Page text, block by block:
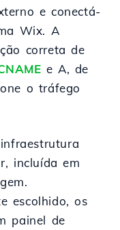
e conectá-
Wix. A
correta de
e A, de
o tráfego
incluída em
escolhido, os
painel de